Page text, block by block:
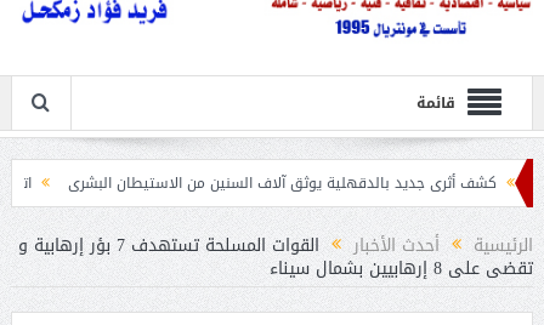
قائمة
جديد بالدقهلية يوثق آلاف السنين من الاستيطان البشرى اتحاد الكرة يطلب استضافة
الرئيسية أحدث الأخبار القوات المسلحة تستهدف 7 بؤر إرهابية و
تقضى على 8 إرهابيين بشمال سيناء